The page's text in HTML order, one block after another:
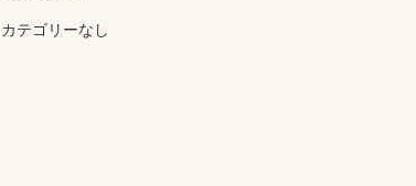
カテゴリーなし